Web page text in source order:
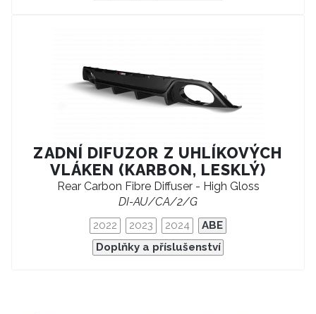
ZADNÍ DIFUZOR Z UHLÍKOVÝCH
VLÁKEN (KARBON, LESKLÝ)
Rear Carbon Fibre Diffuser - High Gloss
DI-AU/CA/2/G
2022 2023 2024
ABE
Doplňky a příslušenství